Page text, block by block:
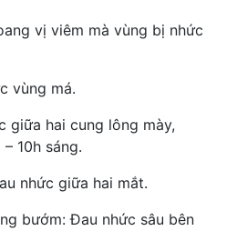
vị viêm mà vùng bị nhức
vùng má.
giữa hai cung lông mày,
10h sáng.
nhức giữa hai mắt.
bướm: Đau nhức sâu bên